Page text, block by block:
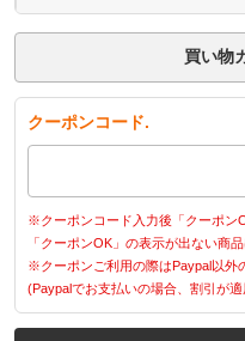
買い物
クーポンコード.
※クーポンコード入力後「クーポン
「クーポンOK」の表示が出ない商
※クーポンご利用の際はPaypal以外
(Paypalでお支払いの場合、割引が